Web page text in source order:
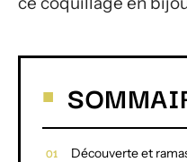
Découverte et